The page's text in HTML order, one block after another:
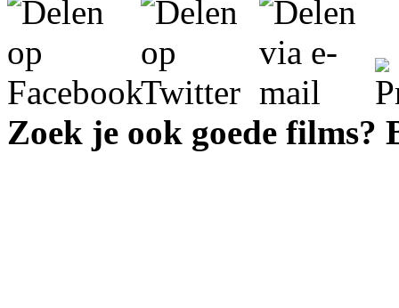
Zoek je ook goede films?